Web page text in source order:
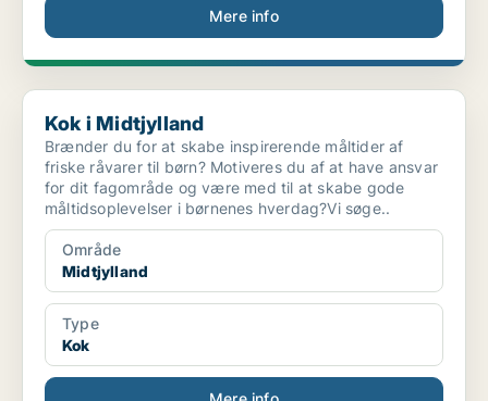
Mere info
Kok i Midtjylland
Kok i Midtjylland
Brænder du for at skabe inspirerende måltider af
friske råvarer til børn? Motiveres du af at have ansvar
for dit fagområde og være med til at skabe gode
måltidsoplevelser i børnenes hverdag?Vi søge..
Område
Midtjylland
Type
Kok